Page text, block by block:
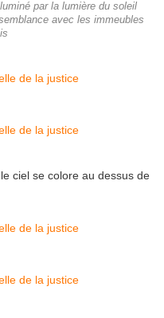
par la lumière du soleil
avec les immeubles
ciel se colore au dessus de